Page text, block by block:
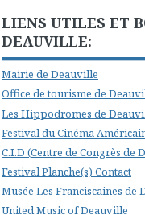
LIENS UTILES ET
DEAUVILLE:
Mairie de Deauville
Office de tourisme de
Les Hippodromes de
Festival du Cinéma
C.I.D (Centre de Congrès de
Festival Planche(s) Contact
Musée Les Franciscaines de
United Music of Deauville